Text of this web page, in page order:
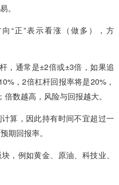
。
“正”表示看涨（做多），方
，通常是±2倍或±3倍，如果追
，2倍杠杆回报率将是20%，
数越高，风险与回报越大。
算，因此持有时间不宜超过一
期回报率。
，例如黄金、原油、科技业、